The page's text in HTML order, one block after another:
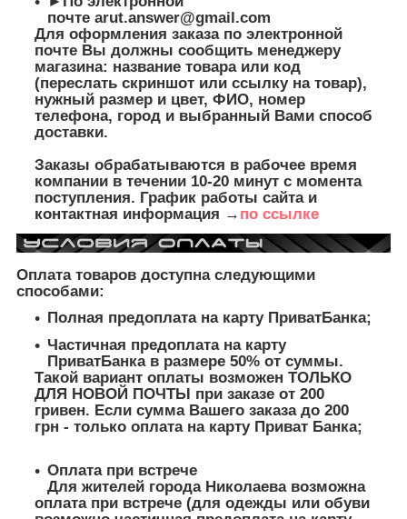
почте arut.answer@gmail.com
Для оформления заказа по электронной
почте Вы должны сообщить менеджеру
магазина: название товара или код
(переслать скриншот или ссылку на товар),
нужный размер и цвет, ФИО, номер
телефона, город и выбранный Вами способ
доставки.
Заказы обрабатываются в рабочее время
компании в течении 10-20 минут с момента
поступления. График работы сайта и
контактная информация → по ссылке
Оплата товаров доступна следующими
способами:
Полная предоплата на карту ПриватБанка;
Частичная предоплата на карту
ПриватБанка в размере 50% от суммы.
Такой вариант оплаты возможен ТОЛЬКО
ДЛЯ НОВОЙ ПОЧТЫ при заказе от 200
гривен. Если сумма Вашего заказа до 200
грн - только оплата на карту Приват Банка;
Оплата при встрече
Для жителей города Николаева возможна
оплата при встрече (для одежды или обуви